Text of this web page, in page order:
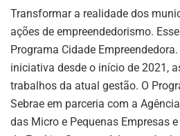
Transformar a realidade dos
ações de empreendedorismo.
Programa Cidade
iniciativa desde o início de 2021,
trabalhos da atual gestão. O
Sebrae em parceria com a
das Micro e Pequenas Empresas